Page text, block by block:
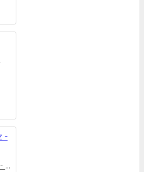
Biz Atatürk Gençleriyiz - Muammer Sun